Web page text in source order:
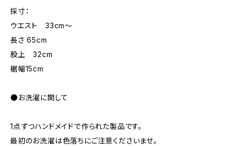
採寸：
ウエスト 33cm〜
長さ 65cm
股上 32cm
裾幅15cm
●お洗濯に関して
1点ずつハンドメイドで作られた製品です。
最初のお洗濯は色落ちにご注意くださいませ。